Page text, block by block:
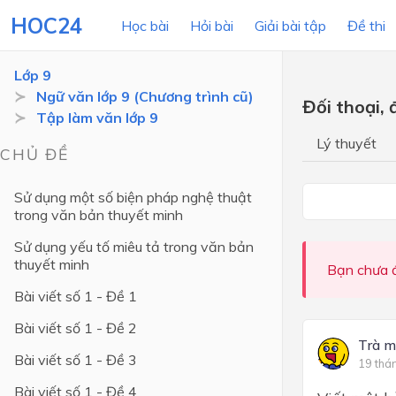
HOC24 Học bài Hỏi bài Giải bài tập Đề thi
LỚP HỌC
Lớp 11
Lớp 8
Lớp 7
Lớp 6
Lớp 9
Ngữ văn lớp 9 (Chương trình cũ)
Tập làm văn lớp 9
CHỦ ĐỀ
Sử dụng một số biện pháp nghệ thuật
trong văn bản thuyết minh
Sử dụng yếu tố miêu tả trong văn bản
thuyết minh
Bài viết số 1 - Đề 1
Bài viết số 1 - Đề 2
Bài viết số 1 - Đề 3
Bài viết số 1 - Đề 4
Đối thoại,
Lý thuyết
Bạn chưa
Trà
19